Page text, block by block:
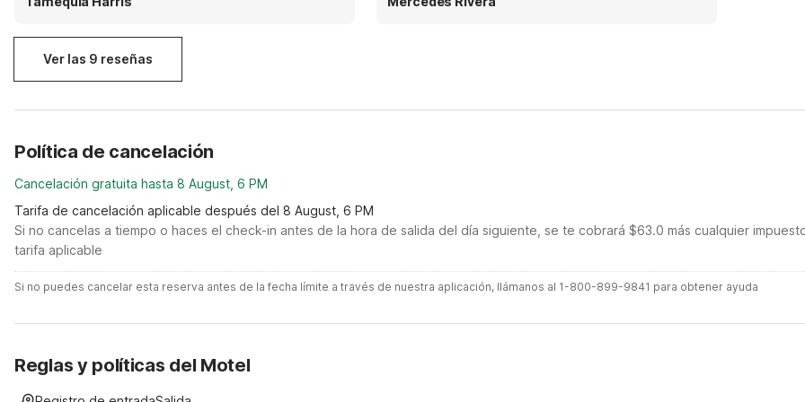
Ver las 9 reseñas
Política de cancelación
Cancelación gratuita hasta 8 August, 6 PM
Tarifa de cancelación aplicable después del 8 August, 6 PM
Si no cancelas a tiempo o haces el check-in antes de la hora de salida del día siguiente, se te cobrará $63.0 más cualquier
tarifa aplicable
Si no puedes cancelar esta reserva antes de la fecha límite a través de nuestra aplicación, llámanos al 1-800-899-9841 para obtener ayuda
Reglas y políticas del Motel